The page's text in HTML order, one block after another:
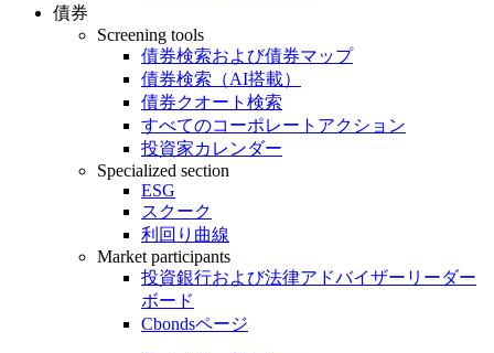
債券
Screening tools
債券検索および債券マップ
債券検索（AI搭載）
債券クオート検索
すべてのコーポレートアクション
投資家カレンダー
Specialized section
ESG
スクーク
利回り曲線
Market participants
投資銀行および法律アドバイザーリーダー
ボード
Cbondsページ